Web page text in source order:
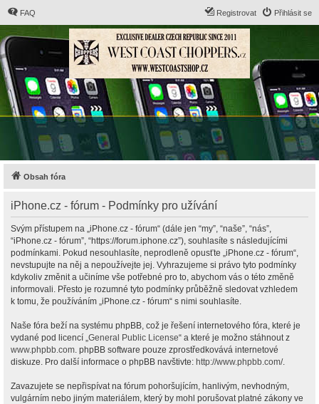
FAQ Přihlásit se
Registrovat
Obsah fóra
iPhone.cz - fórum - Podmínky pro užívání
Svým přístupem na „iPhone.cz - fórum“ (dále jen “my”, “naše”, “nás”,
“iPhone.cz - fórum”, “https://forum.iphone.cz”), souhlasíte s následujícími
podmínkami. Pokud nesouhlasíte, neprodleně opusťte „iPhone.cz - fórum“,
nevstupujte na něj a nepoužívejte jej. Vyhrazujeme si právo tyto podmínky
kdykoliv změnit a učiníme vše potřebné pro to, abychom vás o této změně
informovali. Přesto je rozumné tyto podmínky průběžně sledovat vzhledem
k tomu, že používáním „iPhone.cz - fórum“ s nimi souhlasíte.
Naše fóra beží na systému phpBB, což je řešení internetového fóra, které je
vydané pod licencí „General Public License“ a které je možno stáhnout z
www.phpbb.com. phpBB software pouze zprostředkovává internetové
diskuze. Pro další informace o phpBB navštivte: http://www.phpbb.com/.
Zavazujete se nepřispívat na fórum pohoršujícím, hanlivým, nevhodným,
vulgárním nebo jiným materiálem, který by mohl porušovat platné zákony ve